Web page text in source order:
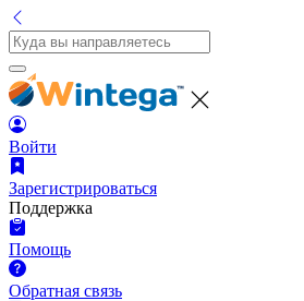
Войти
Зарегистрироваться
Поддержка
Помощь
Обратная связь